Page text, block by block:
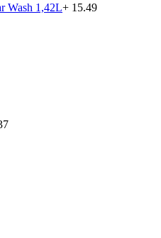
Wash 1,42L+ 15.49